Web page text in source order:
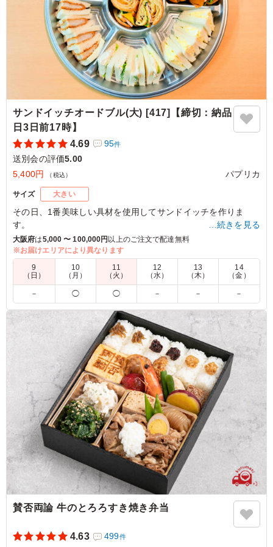
サンドイッチオードブル(大) [417]【締切：納品
日3日前17時】
4.69
95件
送別会の評価5.00
5,400円
（税込） パプリカ
サイズ 大きい
その日、1番美味しい具材を使用してサンドイッチを作りま
す。
どうしても駄目な具材があれば事前にお知らせください。
目安ボリューム：約7～8人前
㈱若林精機工業
（中）のコメントと同じ。
ご利用シーン： 懇親会›送別会
大阪府豊中市三国 2023/02/13
…続きを見る
大阪府は5,000 〜 100,000円以上のご注文で配達無料
※お届けエリアにより異なります
9
（日）
10
（月）
11
（火）
12
（水）
13
（木）
14
（金）
－ ◯ ◯ － － －
賛否両論 牛のとろろすき焼き弁当
4.63 499件